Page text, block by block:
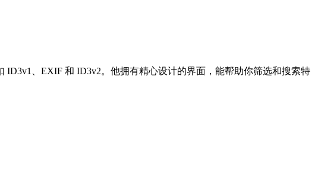
ID3v1、EXIF 和 ID3v2。他拥有精心设计的界面，能帮助你筛选和搜索特